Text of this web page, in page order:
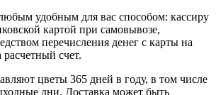
удобным для вас способом: кассиру
картой при самовывозе,
перечисления денег с карты на
счет.
цветы 365 дней в году, в том числе
дни. Доставка может быть